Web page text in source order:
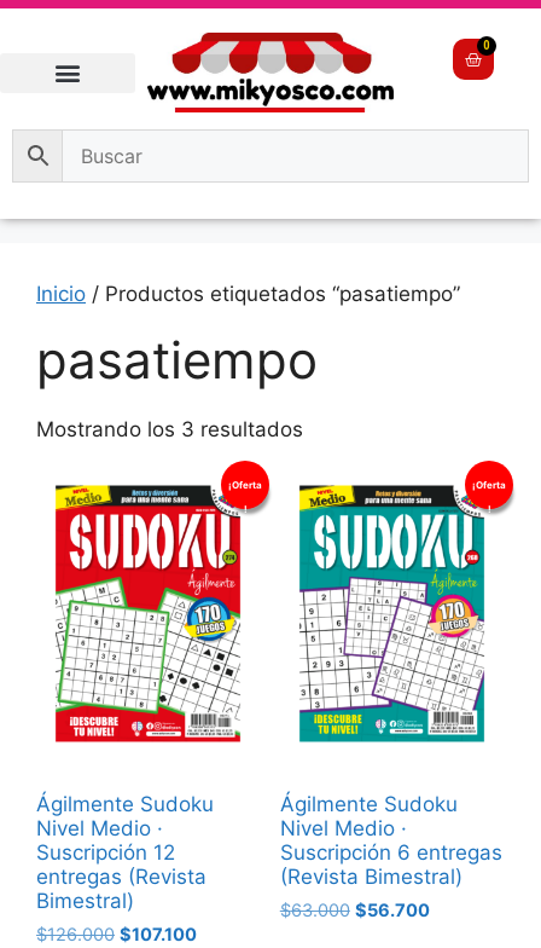
0
Inicio / Productos etiquetados “pasatiempo”
pasatiempo
Mostrando los 3 resultados
¡Oferta
!
Ágilmente Sudoku
Nivel Medio ·
Suscripción 12
entregas (Revista
Bimestral)
$126.000 $107.100
¡Oferta
!
Ágilmente Sudoku
Nivel Medio ·
Suscripción 6 entregas
(Revista Bimestral)
$63.000 $56.700